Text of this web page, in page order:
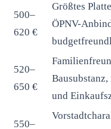
500–
620 €
Größtes
ÖPNV-
520–
650 €
Bausubstanz,
und
550–